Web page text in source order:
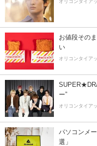
お値段その
い
オリコンタイア
ー”
オリコンタイア
パソコンメ
選」